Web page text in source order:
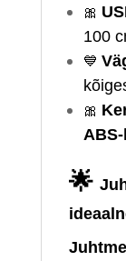
🎀
100
💙
🎀
🌟